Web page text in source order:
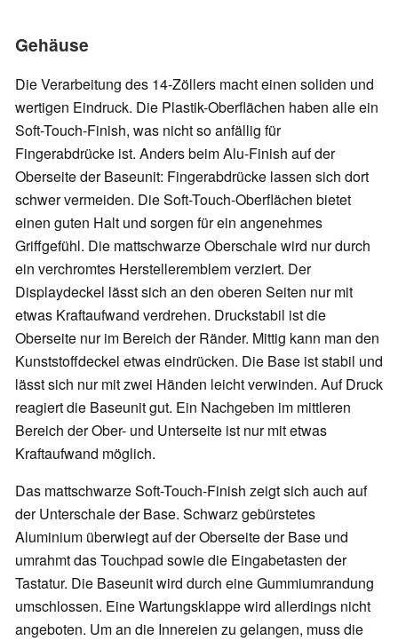
Gehäuse
Die Verarbeitung des 14-Zöllers macht einen soliden und
wertigen Eindruck. Die Plastik-Oberflächen haben alle ein
Soft-Touch-Finish, was nicht so anfällig für
Fingerabdrücke ist. Anders beim Alu-Finish auf der
Oberseite der Baseunit: Fingerabdrücke lassen sich dort
schwer vermeiden. Die Soft-Touch-Oberflächen bietet
einen guten Halt und sorgen für ein angenehmes
Griffgefühl. Die mattschwarze Oberschale wird nur durch
ein verchromtes Herstelleremblem verziert. Der
Displaydeckel lässt sich an den oberen Seiten nur mit
etwas Kraftaufwand verdrehen. Druckstabil ist die
Oberseite nur im Bereich der Ränder. Mittig kann man den
Kunststoffdeckel etwas eindrücken. Die Base ist stabil und
lässt sich nur mit zwei Händen leicht verwinden. Auf Druck
reagiert die Baseunit gut. Ein Nachgeben im mittleren
Bereich der Ober- und Unterseite ist nur mit etwas
Kraftaufwand möglich.
Das mattschwarze Soft-Touch-Finish zeigt sich auch auf
der Unterschale der Base. Schwarz gebürstetes
Aluminium überwiegt auf der Oberseite der Base und
umrahmt das Touchpad sowie die Eingabetasten der
Tastatur. Die Baseunit wird durch eine Gummiumrandung
umschlossen. Eine Wartungsklappe wird allerdings nicht
angeboten. Um an die Innereien zu gelangen, muss die